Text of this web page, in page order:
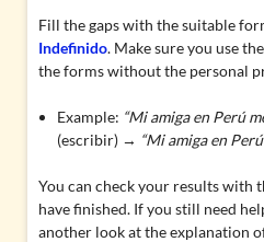
Fill the gaps with the suitable
Indefinido. Make sure you use
the forms without the personal
Example: “Mi amiga en Perú
(escribir) → “Mi amiga en
You can check your results with
have finished. If you still need
another look at the explanation